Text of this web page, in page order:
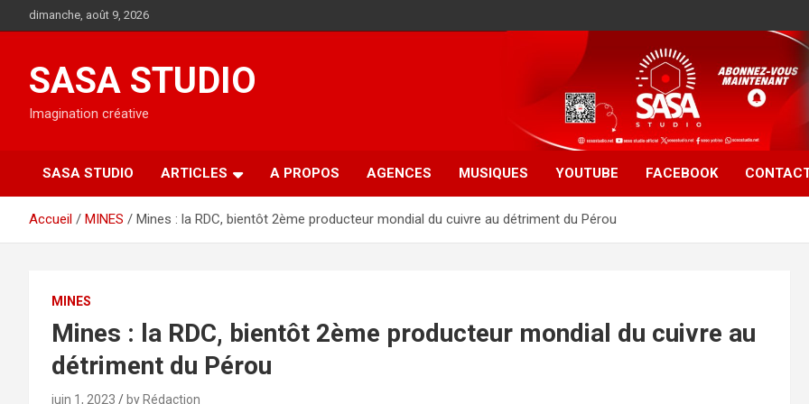
au
dimanche, août 9, 2026
SASA STUDIO
Imagination créative
SASA STUDIO ARTICLES A PROPOS AGENCES MUSIQUES YOUTUBE FACEBOOK
Accueil MINES Mines : la RDC, bientôt 2ème producteur mondial du cuivre au détriment du Pérou
MINES
Mines : la RDC, bientôt 2ème producteur mondial du cuivre au
détriment du Pérou
juin 1, 2023 by Rédaction